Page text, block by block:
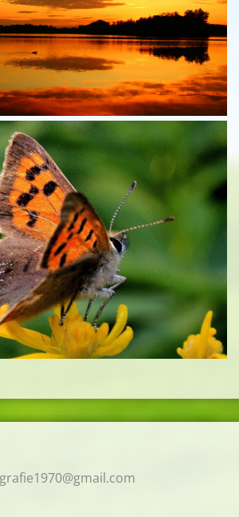
ie1970@gmail.com